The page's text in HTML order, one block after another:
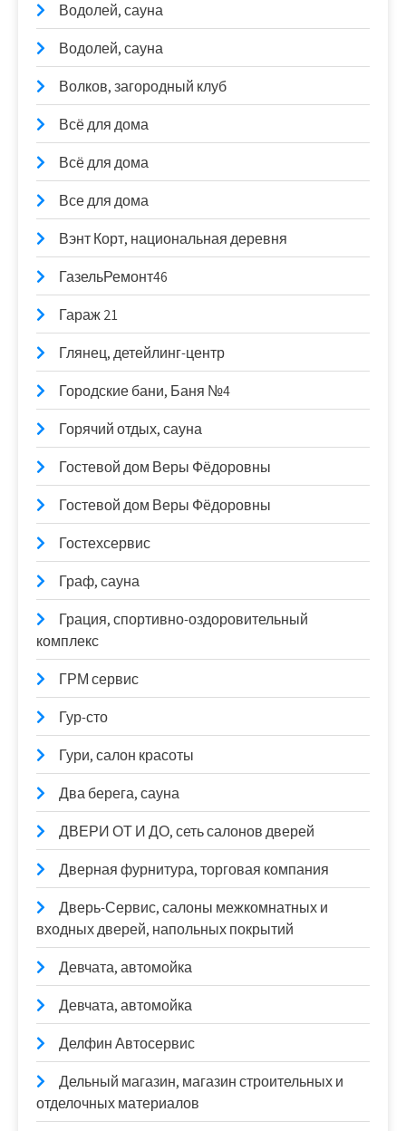
Водолей, сауна
Водолей, сауна
Волков, загородный клуб
Всё для дома
Всё для дома
Все для дома
Вэнт Корт, национальная деревня
ГазельРемонт46
Гараж 21
Глянец, детейлинг-центр
Городские бани, Баня №4
Горячий отдых, сауна
Гостевой дом Веры Фёдоровны
Гостевой дом Веры Фёдоровны
Гостехсервис
Граф, сауна
Грация, спортивно-оздоровительный
комплекс
ГРМ сервис
Гур-сто
Гури, салон красоты
Два берега, сауна
ДВЕРИ ОТ И ДО, сеть салонов дверей
Дверная фурнитура, торговая компания
Дверь-Сервис, салоны межкомнатных и
входных дверей, напольных покрытий
Девчата, автомойка
Девчата, автомойка
Делфин Автосервис
Дельный магазин, магазин строительных и
отделочных материалов